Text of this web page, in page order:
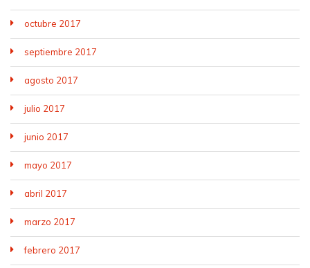
octubre 2017
septiembre 2017
agosto 2017
julio 2017
junio 2017
mayo 2017
abril 2017
marzo 2017
febrero 2017